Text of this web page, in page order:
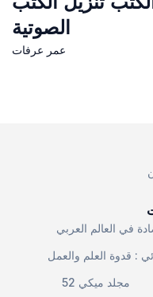
الصوتية
عمر عرفات
في العالم العربي
: قدوة العلم والعمل
مجلد ميكي 52